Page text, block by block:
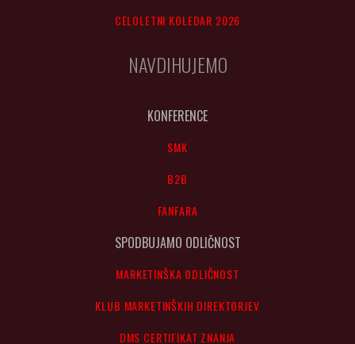
CELOLETNI KOLEDAR 2026
NAVDIHUJEMO
KONFERENCE
SMK
B2B
FANFARA
SPODBUJAMO ODLIČNOST
MARKETINŠKA ODLIČNOST
KLUB MARKETINŠKIH DIREKTORJEV
DMS CERTIFIKAT ZNANJA